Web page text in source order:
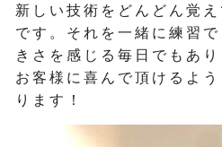
新しい技術をどんどん覚
です。それを一緒に練習
きさを感じる毎日でもあり
お客様に喜んで頂けるよ
ります！